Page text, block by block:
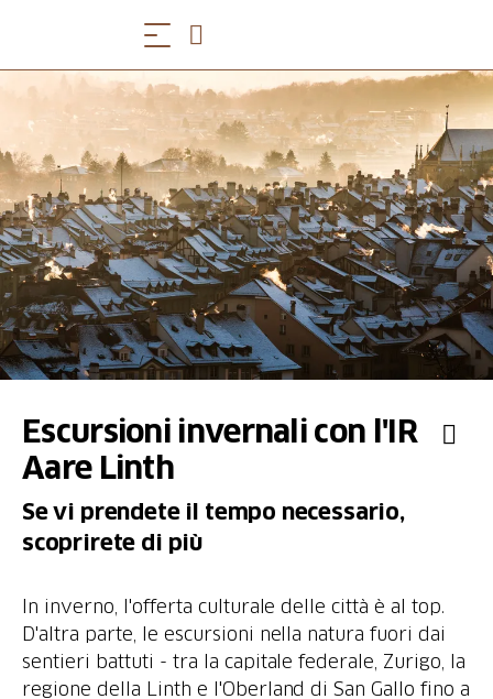
Escursioni invernali con l'IR
Aare Linth
Se vi prendete il tempo necessario,
scoprirete di più
In inverno, l'offerta culturale delle città è al top.
D'altra parte, le escursioni nella natura fuori dai
sentieri battuti - tra la capitale federale, Zurigo, la
regione della Linth e l'Oberland di San Gallo fino a